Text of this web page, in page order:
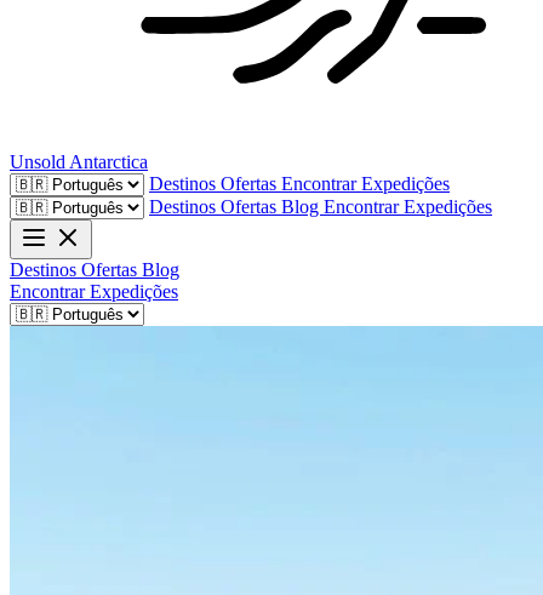
Unsold Antarctica
Destinos Ofertas Encontrar Expedições
Destinos Ofertas Blog Encontrar Expedições
Destinos Ofertas Blog
Encontrar Expedições